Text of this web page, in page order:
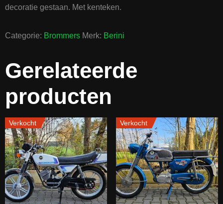
decoratie gestaan. Met kenteken.
Categorie: Brommers Merk: Berini
Gerelateerde
producten
Verkocht Verkocht